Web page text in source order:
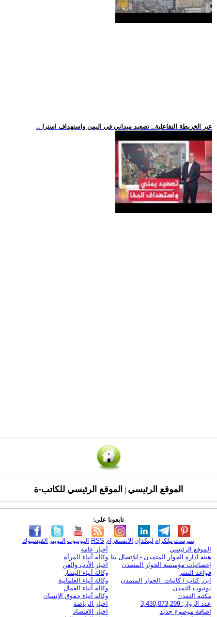
.. عبر الخريطة التفاعلية.. تصعيد ميداني في اليمن واستهداف استرا
الموقع الرئيسي الموقع الرئيسي للكاتب-ة
تابعونا على:
الفيسبوك التويتر اليوتيوب RSS الانستغرام لينكدإن تيلكرامبنترست
الموقع الرئيسي
هيئة ادارة الحوار المتمدن - للإتصال بنا
إحصائيات مؤسسة الحوار المتمدن
قواعد النشر
ابرز كتاب / كاتبات الحوار المتمدن
يوتيوب التمدن
مكتبة التمدن
عدد الزوار: 3,430,073,299
اضافة موضوع جديد
أخبار عامة
وكالة أنباء المرأة
اخبار الأدب والفن
وكالة أنباء اليسار
وكالة أنباء العلمانية
وكالة أنباء العمال
وكالة أنباء حقوق الإنسان
اخبار الرياضة
اخبار الاقتصاد